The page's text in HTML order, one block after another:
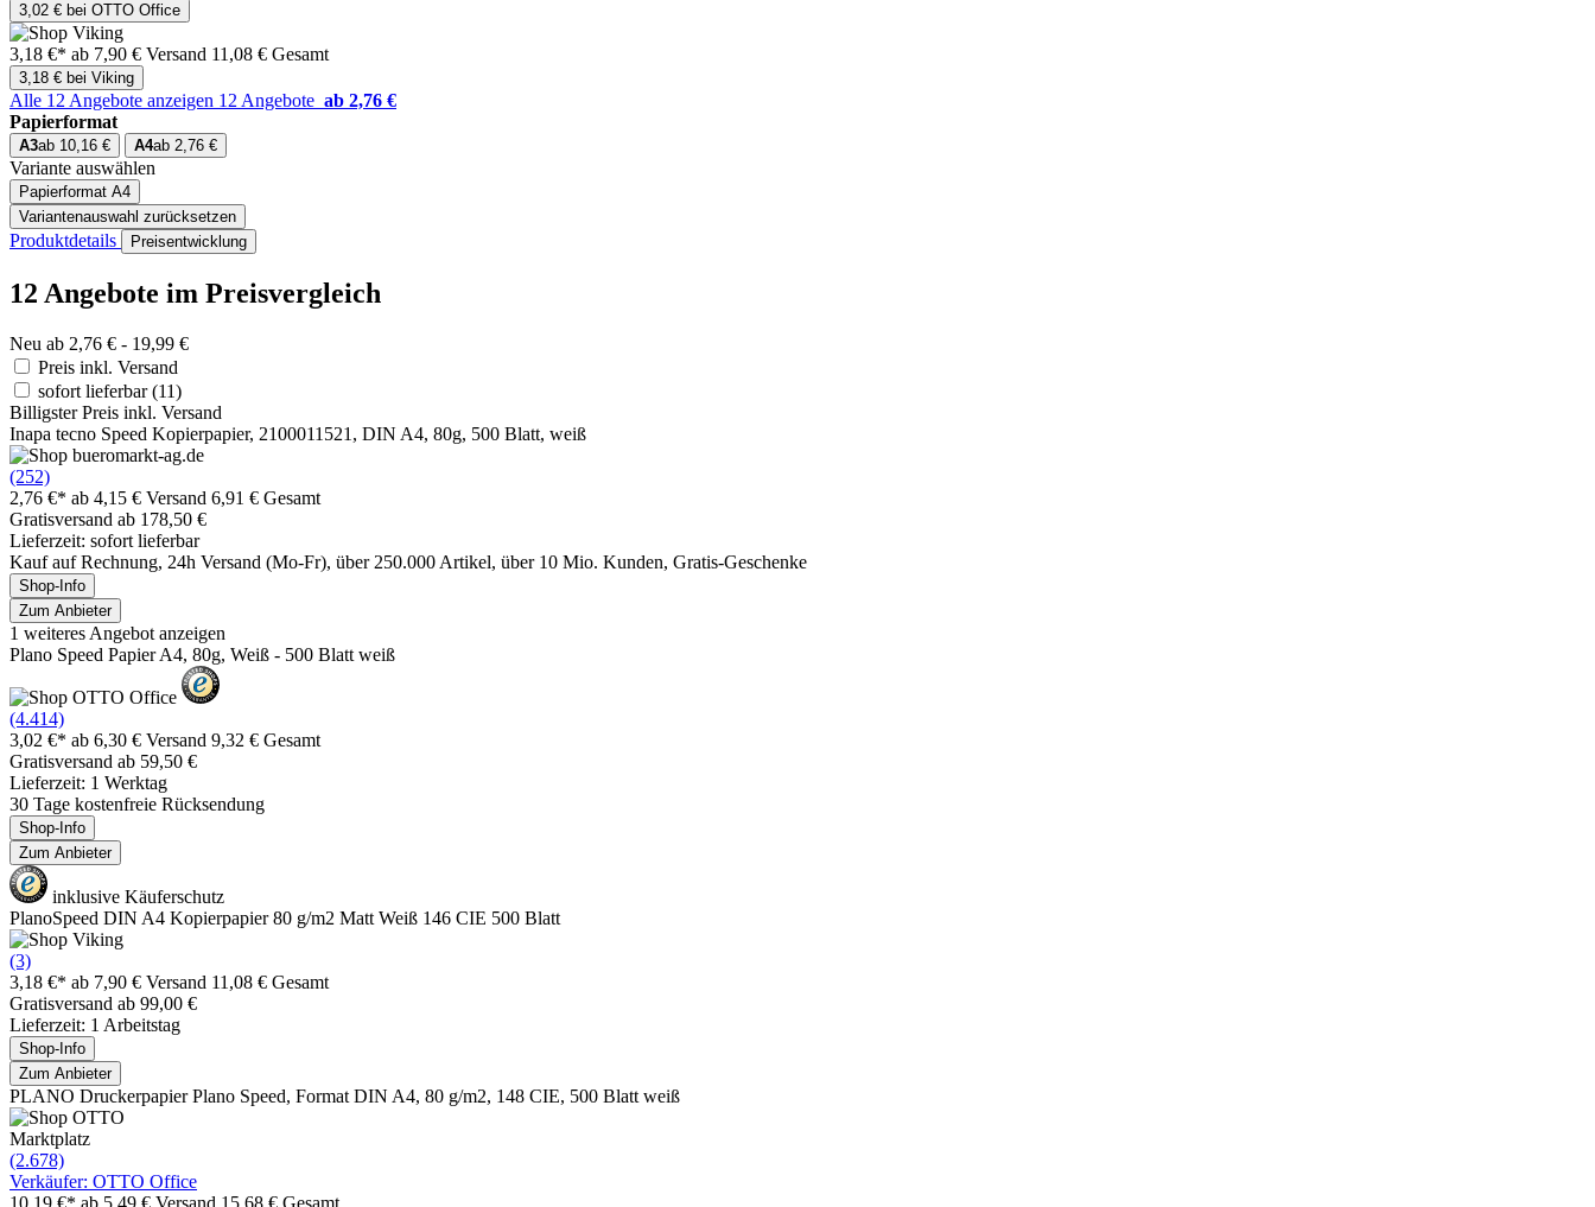
3,02 € bei OTTO Office
3,18 €* ab 7,90 € Versand 11,08 € Gesamt
3,18 € bei Viking
Alle 12 Angebote anzeigen 12 Angebote ab 2,76 €
Papierformat
A3ab 10,16 € A4ab 2,76 €
Variante auswählen
Papierformat A4
Variantenauswahl zurücksetzen
Produktdetails Preisentwicklung
12 Angebote im Preisvergleich
Neu ab 2,76 € - 19,99 €
Preis inkl. Versand
sofort lieferbar(11)
Billigster Preis inkl. Versand
Inapa tecno Speed Kopierpapier, 2100011521, DIN A4, 80g, 500 Blatt, weiß
(252)
2,76 €* ab 4,15 € Versand 6,91 € Gesamt
Gratisversand ab 178,50 €
Lieferzeit: sofort lieferbar
Kauf auf Rechnung, 24h Versand (Mo-Fr), über 250.000 Artikel, über 10 Mio. Kunden, Gratis-Geschenke
Shop-Info
Zum Anbieter
1 weiteres Angebot anzeigen
Plano Speed Papier A4, 80g, Weiß - 500 Blatt weiß
(4.414)
3,02 €* ab 6,30 € Versand 9,32 € Gesamt
Gratisversand ab 59,50 €
Lieferzeit: 1 Werktag
30 Tage kostenfreie Rücksendung
Shop-Info
Zum Anbieter
inklusive Käuferschutz
PlanoSpeed DIN A4 Kopierpapier 80 g/m2 Matt Weiß 146 CIE 500 Blatt
(3)
3,18 €* ab 7,90 € Versand 11,08 € Gesamt
Gratisversand ab 99,00 €
Lieferzeit: 1 Arbeitstag
Shop-Info
Zum Anbieter
PLANO Druckerpapier Plano Speed, Format DIN A4, 80 g/m2, 148 CIE, 500 Blatt weiß
Marktplatz
(2.678)
Verkäufer: OTTO Office
10,19 €* ab 5,49 € Versand 15,68 € Gesamt